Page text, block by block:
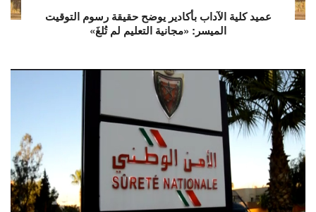
عميد كلية الآداب بأكادير يوضح حقيقة رسوم التوقيت
الميسر: «مجانية التعليم لم تُلغَ»